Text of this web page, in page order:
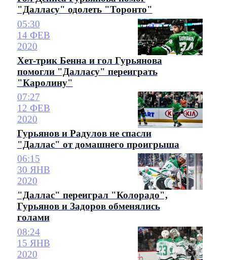
"Далласу" одолеть "Торонто"
05:30
14 ФЕВ
2020
Хет-трик Бенна и гол Гурьянова
помогли "Далласу" переиграть
"Каролину"
07:27
12 ФЕВ
2020
Гурьянов и Радулов не спасли
"Даллас" от домашнего проигрыша
06:15
30 ЯНВ
2020
"Даллас" переиграл "Колорадо",
Гурьянов и Задоров обменялись
голами
08:24
15 ЯНВ
2020